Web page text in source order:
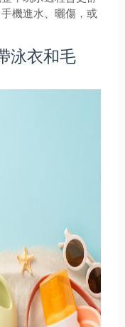
機進水、曬傷，或
泳衣和毛